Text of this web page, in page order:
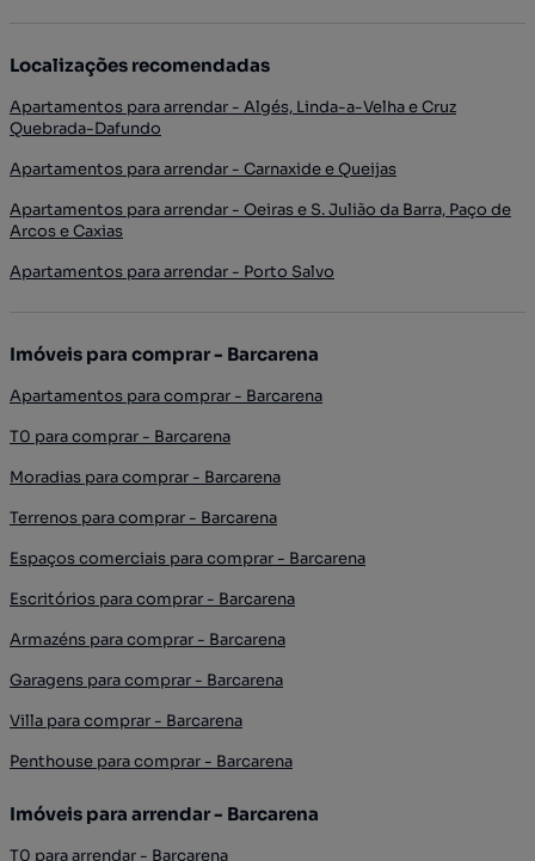
Localizações recomendadas
Apartamentos para arrendar - Algés, Linda-a-Velha e Cruz
Quebrada-Dafundo
Apartamentos para arrendar - Carnaxide e Queijas
Apartamentos para arrendar - Oeiras e S. Julião da Barra, Paço de
Arcos e Caxias
Apartamentos para arrendar - Porto Salvo
Imóveis para comprar - Barcarena
Apartamentos para comprar - Barcarena
T0 para comprar - Barcarena
Moradias para comprar - Barcarena
Terrenos para comprar - Barcarena
Espaços comerciais para comprar - Barcarena
Escritórios para comprar - Barcarena
Armazéns para comprar - Barcarena
Garagens para comprar - Barcarena
Villa para comprar - Barcarena
Penthouse para comprar - Barcarena
Imóveis para arrendar - Barcarena
T0 para arrendar - Barcarena